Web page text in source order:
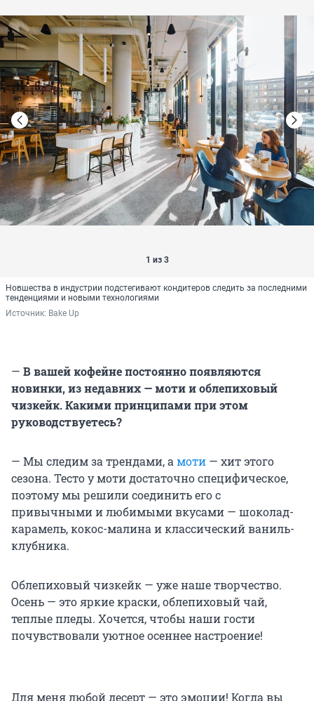
1 из 3
Новшества в индустрии подстегивают кондитеров следить за последними
тенденциями и новыми технологиями
Источник: Bake Up
— В вашей кофейне постоянно появляются
новинки, из недавних — моти и облепиховый
чизкейк. Какими принципами при этом
руководствуетесь?
— Мы следим за трендами, амоти — хит этого
сезона. Тесто у моти достаточно специфическое,
поэтому мы решили соединить его с
привычными и любимыми вкусами — шоколад-
карамель, кокос-малина и классический ваниль-
клубника.
Облепиховый чизкейк — уже наше творчество.
Осень — это яркие краски, облепиховый чай,
теплые пледы. Хочется, чтобы наши гости
почувствовали уютное осеннее настроение!
Для меня любой десерт — это эмоции! Когда вы